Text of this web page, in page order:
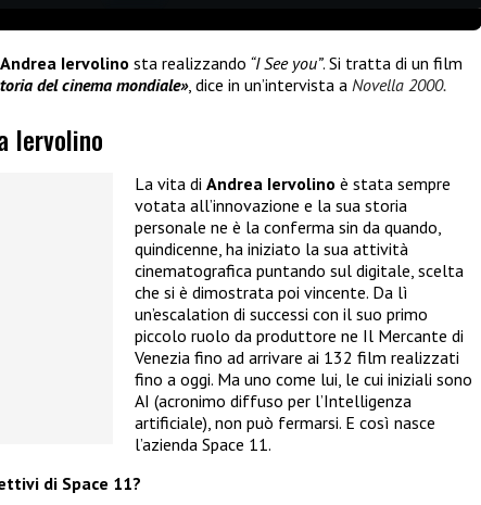
Andrea Iervolino sta realizzando “I See you”. Si tratta di un film
del cinema mondiale», dice in un’intervista a Novella 2000.
Iervolino
La vita di Andrea Iervolino è stata sempre
votata all’innovazione e la sua storia
personale ne è la conferma sin da quando,
quindicenne, ha iniziato la sua attività
cinematografica puntando sul digitale, scelta
che si è dimostrata poi vincente. Da lì
un’escalation di successi con il suo primo
piccolo ruolo da produttore ne Il Mercante di
Venezia fino ad arrivare ai 132 film realizzati
fino a oggi. Ma uno come lui, le cui iniziali sono
AI (acronimo diffuso per l’Intelligenza
artificiale), non può fermarsi. E così nasce
l’azienda Space 11.
di Space 11?